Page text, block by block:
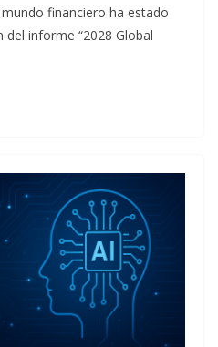
financiero ha estado
informe “2028 Global